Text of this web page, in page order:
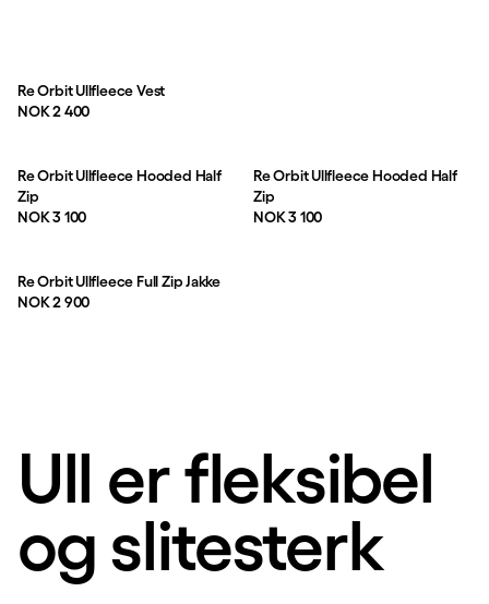
Re Orbit Ullfleece Vest
Pris:
NOK 2 400
Re Orbit Ullfleece Hooded Half
Zip
Pris:
NOK 3 100
Re Orbit Ullfleece Hooded Half
Zip
Pris:
NOK 3 100
Re Orbit Ullfleece Full Zip Jakke
Pris:
NOK 2 900
Ull er fleksibel
og slitesterk